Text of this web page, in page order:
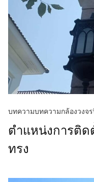
บทความบทความกล้องวงจ
ตำแหน่งการติด
ทรง